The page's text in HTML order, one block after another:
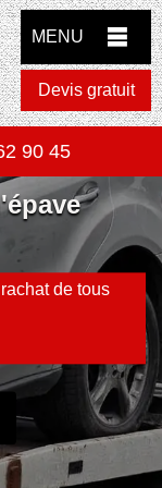
MENU
Devis gratuit
90 45
de tous